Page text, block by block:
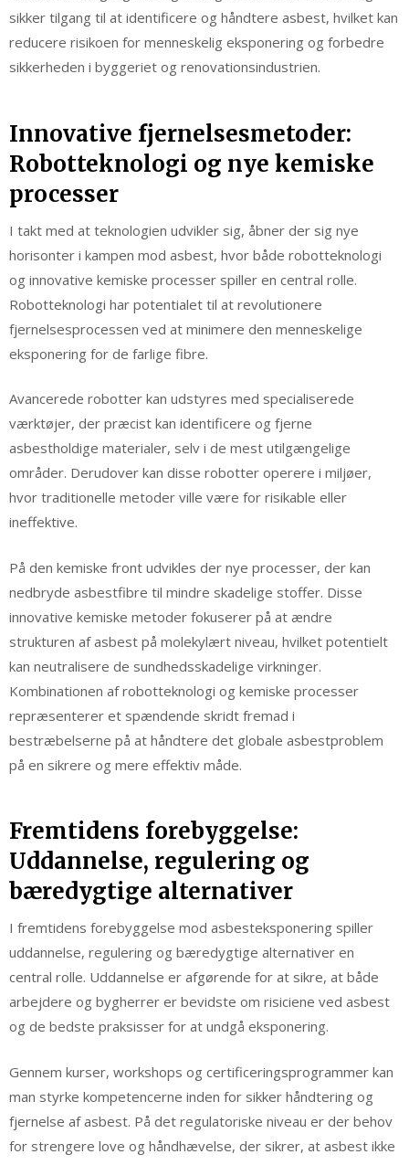
sikker tilgang til at identificere og håndtere asbest, hvilket kan
reducere risikoen for menneskelig eksponering og forbedre
sikkerheden i byggeriet og renovationsindustrien.
Innovative fjernelsesmetoder:
Robotteknologi og nye kemiske
processer
I takt med at teknologien udvikler sig, åbner der sig nye
horisonter i kampen mod asbest, hvor både robotteknologi
og innovative kemiske processer spiller en central rolle.
Robotteknologi har potentialet til at revolutionere
fjernelsesprocessen ved at minimere den menneskelige
eksponering for de farlige fibre.
Avancerede robotter kan udstyres med specialiserede
værktøjer, der præcist kan identificere og fjerne
asbestholdige materialer, selv i de mest utilgængelige
områder. Derudover kan disse robotter operere i miljøer,
hvor traditionelle metoder ville være for risikable eller
ineffektive.
På den kemiske front udvikles der nye processer, der kan
nedbryde asbestfibre til mindre skadelige stoffer. Disse
innovative kemiske metoder fokuserer på at ændre
strukturen af asbest på molekylært niveau, hvilket potentielt
kan neutralisere de sundhedsskadelige virkninger.
Kombinationen af robotteknologi og kemiske processer
repræsenterer et spændende skridt fremad i
bestræbelserne på at håndtere det globale asbestproblem
på en sikrere og mere effektiv måde.
Fremtidens forebyggelse:
Uddannelse, regulering og
bæredygtige alternativer
I fremtidens forebyggelse mod asbesteksponering spiller
uddannelse, regulering og bæredygtige alternativer en
central rolle. Uddannelse er afgørende for at sikre, at både
arbejdere og bygherrer er bevidste om risiciene ved asbest
og de bedste praksisser for at undgå eksponering.
Gennem kurser, workshops og certificeringsprogrammer kan
man styrke kompetencerne inden for sikker håndtering og
fjernelse af asbest. På det regulatoriske niveau er der behov
for strengere love og håndhævelse, der sikrer, at asbest ikke